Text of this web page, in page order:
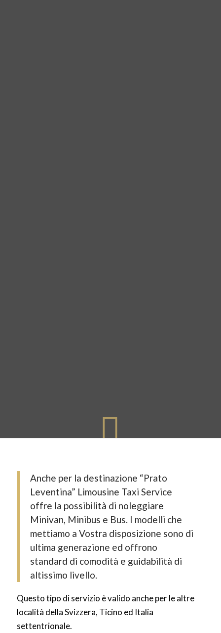
Anche per la destinazione “Prato
Leventina” Limousine Taxi Service
offre la possibilità di noleggiare
Minivan, Minibus e Bus. I modelli che
mettiamo a Vostra disposizione sono di
ultima generazione ed offrono
standard di comodità e guidabilità di
altissimo livello.
Questo tipo di servizio è valido anche per le altre
località della Svizzera, Ticino ed Italia
settentrionale.